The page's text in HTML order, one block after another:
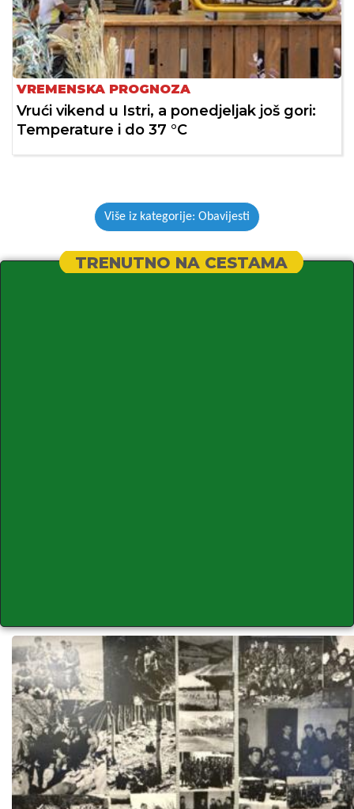
VREMENSKA PROGNOZA
Vrući vikend u Istri, a ponedjeljak još gori:
Temperature i do 37 °C
Više iz kategorije: Obavijesti
TRENUTNO NA CESTAMA